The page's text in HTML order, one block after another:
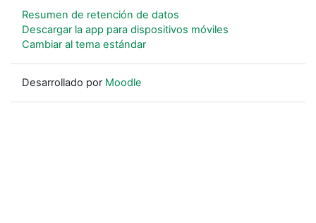
Resumen de retención de datos
Descargar la app para dispositivos móviles
Cambiar al tema estándar
Desarrollado por Moodle